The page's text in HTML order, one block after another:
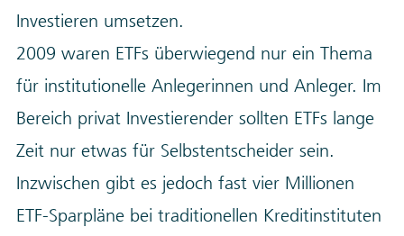
Investieren umsetzen.
2009 waren ETFs überwiegend nur ein Thema
für institutionelle Anlegerinnen und Anleger. Im
Bereich privat Investierender sollten ETFs lange
Zeit nur etwas für Selbstentscheider sein.
Inzwischen gibt es jedoch fast vier Millionen
ETF-Sparpläne bei traditionellen Kreditinstituten